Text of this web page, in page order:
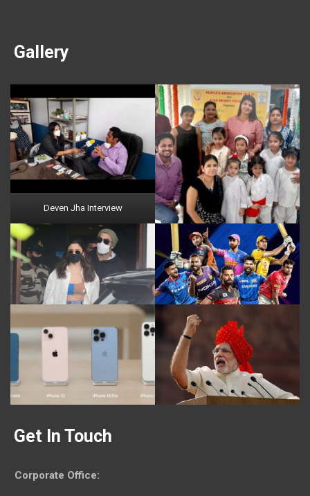
Gallery
Deven Jha Interview
Get In Touch
Corporate Office: